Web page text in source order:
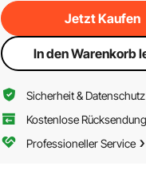
Jetzt Kaufen
In den Warenkorb
Sicherheit & Datenschutz
Kostenlose
Professioneller Service